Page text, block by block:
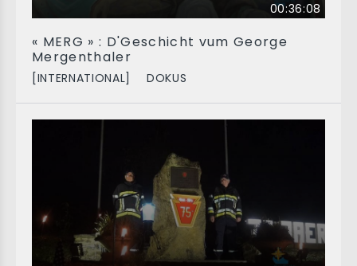
00:36:08
« MERG » : D'Geschicht vum George
Mergenthaler
[INTERNATIONAL] DOKUS